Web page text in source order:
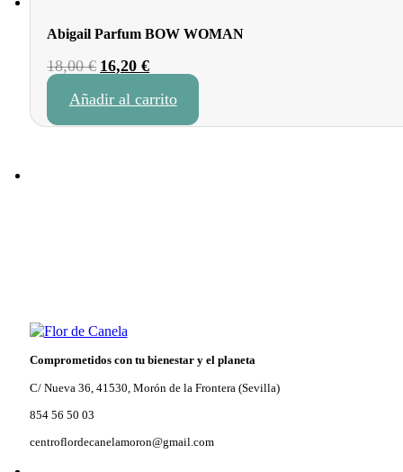
Abigail Parfum BOW WOMAN
18,00€ El
original
16,20€El
actual
Añadir al carrito
Comprometidos con tu bienestar y el planeta
C/ Nueva 36, 41530, Morón de la Frontera (Sevilla)
854 56 50 03
centroflordecanelamoron@gmail.com